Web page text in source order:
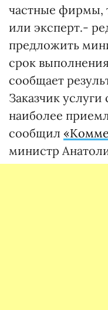
частные фирмы,
или эксперт.-
предложить
срок
сообщает
Заказчик
наиболее
сообщил
министр